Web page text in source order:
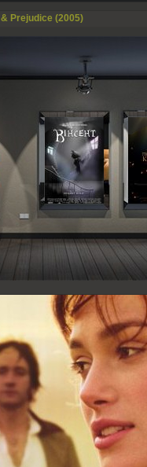
Prejudice (2005)